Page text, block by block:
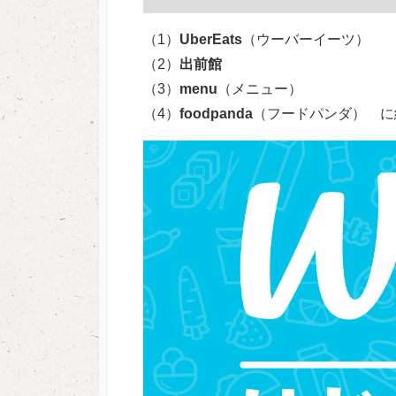
（1） UberEats （ウーバーイーツ）
（2） 出前館
（3） menu （メニュー）
（4） foodpanda （フードパンダ）